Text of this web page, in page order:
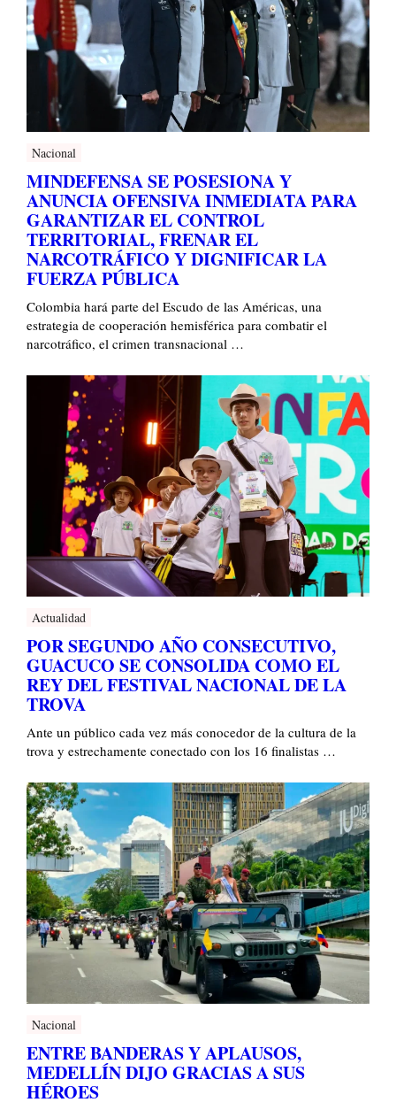
Nacional
MINDEFENSA SE POSESIONA Y
ANUNCIA OFENSIVA INMEDIATA PARA
GARANTIZAR EL CONTROL
TERRITORIAL, FRENAR EL
NARCOTRÁFICO Y DIGNIFICAR LA
FUERZA PÚBLICA
Colombia hará parte del Escudo de las Américas, una
estrategia de cooperación hemisférica para combatir el
narcotráfico, el crimen transnacional …
Actualidad
POR SEGUNDO AÑO CONSECUTIVO,
GUACUCO SE CONSOLIDA COMO EL
REY DEL FESTIVAL NACIONAL DE LA
TROVA
Ante un público cada vez más conocedor de la cultura de la
trova y estrechamente conectado con los 16 finalistas …
Nacional
ENTRE BANDERAS Y APLAUSOS,
MEDELLÍN DIJO GRACIAS A SUS
HÉROES